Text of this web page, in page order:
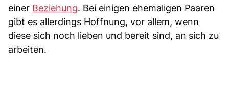
einer Beziehung. Bei einigen ehemaligen Paaren
gibt es allerdings Hoffnung, vor allem, wenn
diese sich noch lieben und bereit sind, an sich zu
arbeiten.